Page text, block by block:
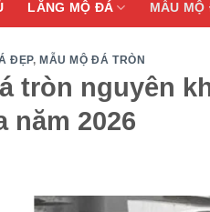
LĂNG MỘ ĐÁ MẪU
ĐẸP, MẪU MỘ ĐÁ TRÒN
tròn nguyên
năm 2026